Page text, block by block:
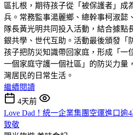
區扎根，期待孩子從「被保護者」成
兵。常務監事湯麗鄉、總幹事柯淑懿
隊長黃光明共同投入活動，結合據點
銀共學、世代互助。活動最後頒發「
孩子把防災知識帶回家庭，形成「一
一個家庭守護一個社區」的防災力量
灣居民的日常生活。
繼續閱讀
4天前
Love Dad！統一企業集團空運進口逾
致敬